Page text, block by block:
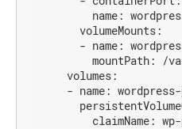
name:
volumeMounts:
- name:
mountPath:
/
volumes:
- name:
claimName: